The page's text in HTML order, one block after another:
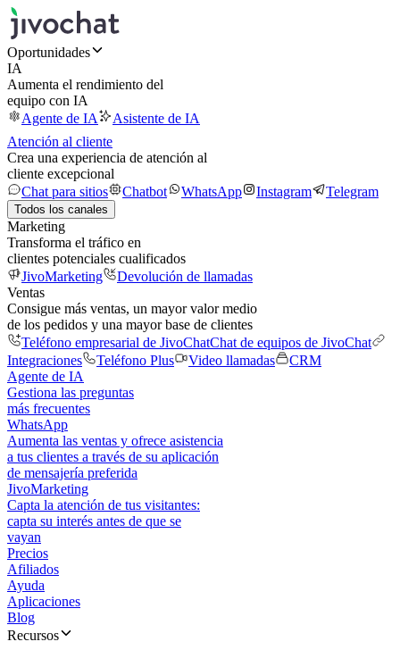
Oportunidades
IA
Aumenta el rendimiento del
equipo con IA
Agente de IA
Asistente de IA
Atención al cliente
Crea una experiencia de atención al
cliente excepcional
Chat para sitios
Chatbot WhatsApp Instagram Telegram
Todos los canales
Marketing
Transforma el tráfico en
clientes potenciales cualificados
JivoMarketing
Devolución de llamadas
Ventas
Consigue más ventas, un mayor valor medio
de los pedidos y una mayor base de clientes
Teléfono empresarial de JivoChatChat de equipos de JivoChat
Integraciones
Teléfono Plus Video llamadas
CRM
Agente de IA
Gestiona las preguntas
más frecuentes
WhatsApp
Aumenta las ventas y ofrece asistencia
a tus clientes a través de su aplicación
de mensajería preferida
JivoMarketing
Capta la atención de tus visitantes:
capta su interés antes de que se
vayan
Precios
Afiliados
Ayuda
Aplicaciones
Blog
Recursos